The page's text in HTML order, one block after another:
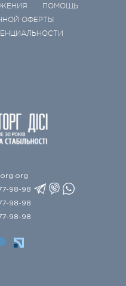
ПОМОЩЬ
ОФЕРТЫ
98-98
98-98
98-98